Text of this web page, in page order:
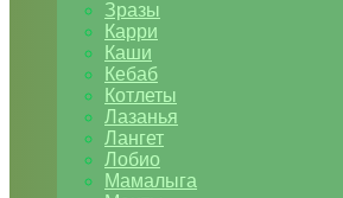
Зразы
Карри
Каши
Кебаб
Котлеты
Лазанья
Лангет
Лобио
Мамалыга